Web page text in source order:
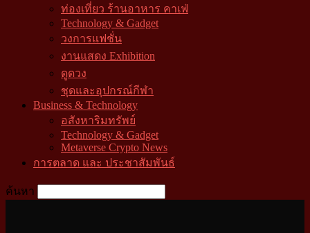
ท่องเที่ยว ร้านอาหาร คาเฟ่
Technology & Gadget
วงการแฟชั่น
งานแสดง Exhibition
ดูดวง
ชุดและอุปกรณ์กีฬา
Business & Technology
อสังหาริมทรัพย์
Technology & Gadget
Metaverse Crypto News
การตลาด และ ประชาสัมพันธ์
ค้นหา